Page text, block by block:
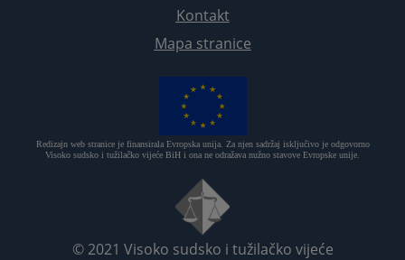
Kontakt
Mapa stranice
Redizajn web stranice je finansirala Evropska unija. Za njen sadržaj isključivo je odgovorno
Visoko sudsko i tužilačko vijeće BiH i ona ne odražava nužno stavove Evropske unije.
© 2021 Visoko sudsko i tužilačko vijeće